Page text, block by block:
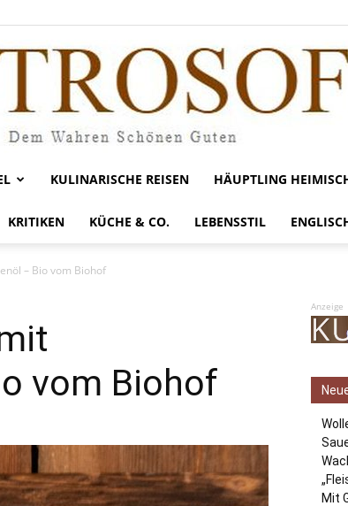
Gastrosofie
KULINARISCHE REISEN HÄUPTLING
KRITIKEN KÜCHE & CO. LEBENSSTIL
– Bio vom Biohof
vom Biohof
Anzeige
Mit